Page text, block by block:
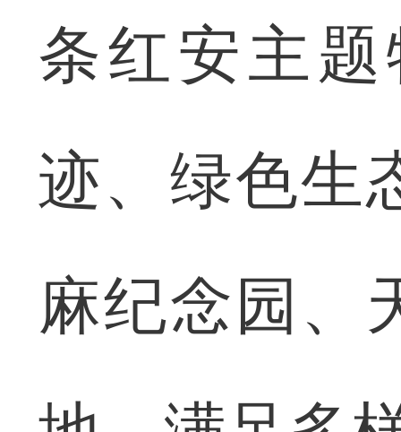
条红安主
迹、绿色生
麻纪念园、